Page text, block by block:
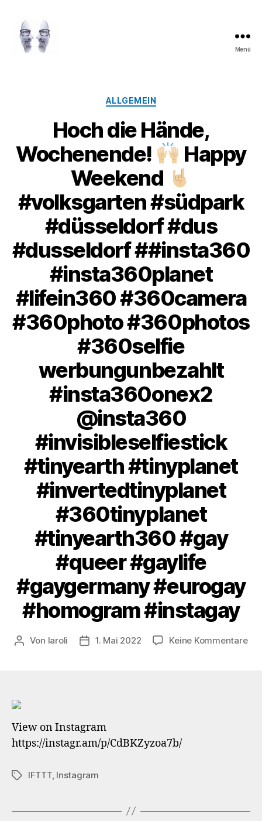
Menü
Kategorien
ALLGEMEIN
Hoch die Hände,
Wochenende!
Happy
Weekend
#volksgarten #südpark
#düsseldorf #dus
#dusseldorf ##insta360
#insta360planet
#lifein360 #360camera
#360photo #360photos
#360selfie
werbungunbezahlt
#insta360onex2
@insta360
#invisibleselfiestick
#tinyearth #tinyplanet
#invertedtinyplanet
#360tinyplanet
#tinyearth360 #gay
#queer #gaylife
#gaygermany #eurogay
#homogram #instagay
Beitragsautor
Von laroli Veröffentlichungsdatum
1. Mai 2022 Keine Kommentarezu
View on Instagram
https://instagr.am/p/CdBKZyzoa7b/
Schlagwörter
IFTTT, Instagram